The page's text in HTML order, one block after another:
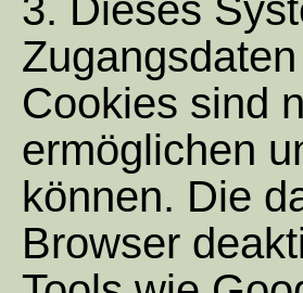
3. Dieses
Cookies sind
ermöglichen
können. Die
Browser